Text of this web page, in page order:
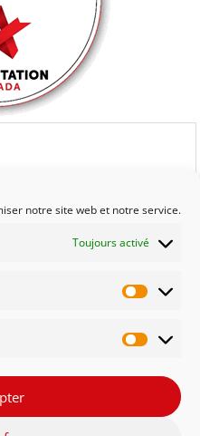
notre site web et notre service.
Toujours activé